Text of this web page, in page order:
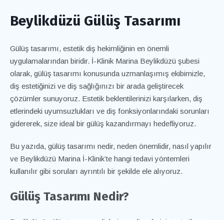
Beylikdüzü Gülüş Tasarımı
Gülüş tasarımı, estetik diş hekimliğinin en önemli
uygulamalarından biridir. İ-Klinik Marina Beylikdüzü şubesi
olarak, gülüş tasarımı konusunda uzmanlaşımış ekibimizle,
diş estetiğinizi ve diş sağlığınızı bir arada geliştirecek
çözümler sunuyoruz. Estetik beklentilerinizi karşılarken, diş
etlerindeki uyumsuzlukları ve diş fonksiyonlarındaki sorunları
gidererek, size ideal bir gülüş kazandırmayı hedefliyoruz.
Bu yazıda, gülüş tasarımı nedir, neden önemlidir, nasıl yapılır
ve Beylikdüzü Marina İ-Klinik’te hangi tedavi yöntemleri
kullanılır gibi soruları ayrıntılı bir şekilde ele alıyoruz.
Gülüş Tasarımı Nedir?